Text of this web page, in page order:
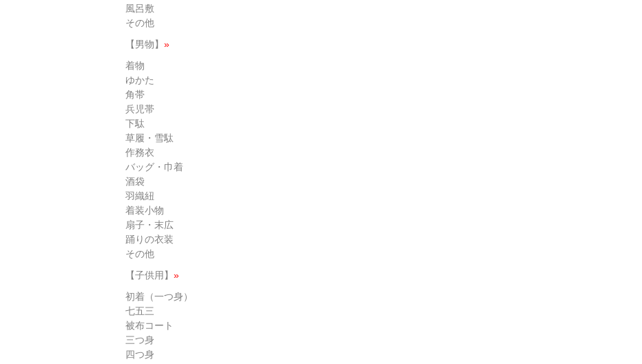
風呂敷
その他
【男物】 »
着物
ゆかた
角帯
兵児帯
下駄
草履・雪駄
作務衣
バッグ・巾着
酒袋
羽織紐
着装小物
扇子・末広
踊りの衣装
その他
【子供用】 »
初着（一つ身）
七五三
被布コート
三つ身
四つ身